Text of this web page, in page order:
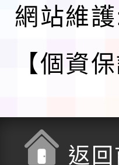
網站維
【個資
返回